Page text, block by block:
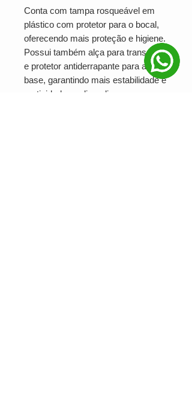
Conta com tampa rosqueável em
plástico com protetor para o bocal,
oferecendo mais proteção e higiene.
Possui também alça para transporte
e protetor antiderrapante para a
base, garantindo mais estabilidade e
praticidade no dia a dia.